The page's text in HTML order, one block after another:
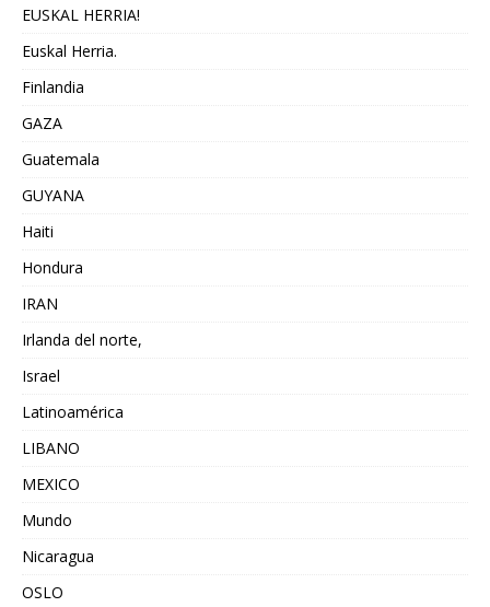
EUSKAL HERRIA!
Euskal Herria.
Finlandia
GAZA
Guatemala
GUYANA
Haiti
Hondura
IRAN
Irlanda del norte,
Israel
Latinoamérica
LIBANO
MEXICO
Mundo
Nicaragua
OSLO